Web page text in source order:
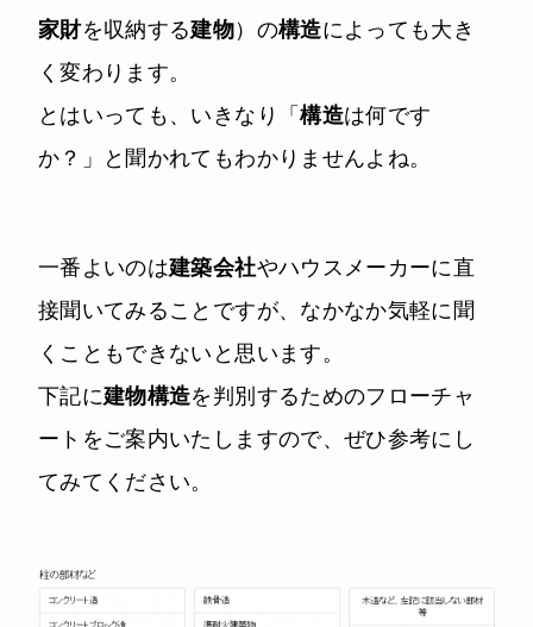
家財を収納する建物）の構造によっても大き
く変わります。
とはいっても、いきなり「構造は何です
か？」と聞かれてもわかりませんよね。
一番よいのは建築会社やハウスメーカーに直
接聞いてみることですが、なかなか気軽に聞
くこともできないと思います。
下記に建物構造を判別するためのフローチャ
ートをご案内いたしますので、ぜひ参考にし
てみてください。